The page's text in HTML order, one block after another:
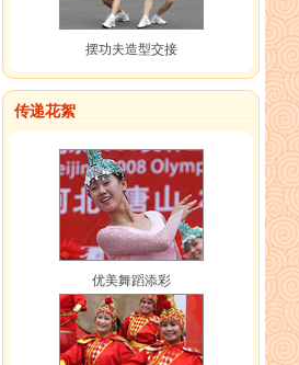
摆功夫造型交接
传递花絮
优美舞蹈添彩